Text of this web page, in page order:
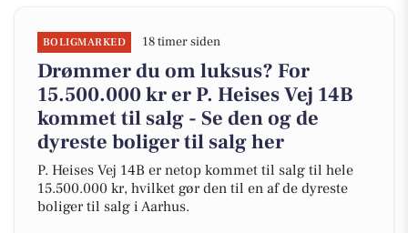
BOLIGMARKED 18 timer siden
Drømmer du om luksus? For
15.500.000 kr er P. Heises Vej 14B
kommet til salg - Se den og de
dyreste boliger til salg her
P. Heises Vej 14B er netop kommet til salg til hele
15.500.000 kr, hvilket gør den til en af de dyreste
boliger til salg i Aarhus.